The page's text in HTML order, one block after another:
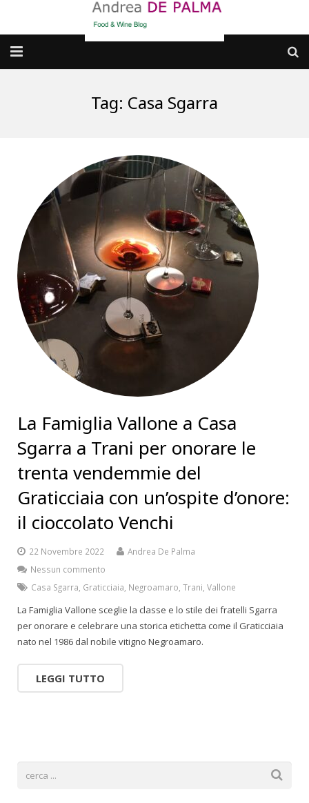
dove MANGIARE
cosa CUCINARE
dove ANDARE
Punti di vista e approfondimenti
Contatti
Tag: Casa Sgarra
La Famiglia Vallone a Casa
Sgarra a Trani per onorare le
trenta vendemmie del
Graticciaia con un’ospite d’onore:
il cioccolato Venchi
22 Novembre 2022
Andrea De Palma
Nessun commento
Casa Sgarra Graticciaia Negroamaro Trani Vallone
La Famiglia Vallone sceglie la classe e lo stile dei fratelli Sgarra
per onorare e celebrare una storica etichetta come il Graticciaia
nato nel 1986 dal nobile vitigno Negroamaro.
LEGGI TUTTO